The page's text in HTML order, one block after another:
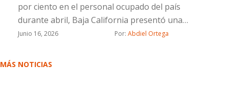
por ciento en el personal ocupado del país
durante abril, Baja California presentó una
reducción de 1.21 por ciento en trabajadores
Junio 16, 2026 Por: Abdiel Ortega
MÁS NOTICIAS